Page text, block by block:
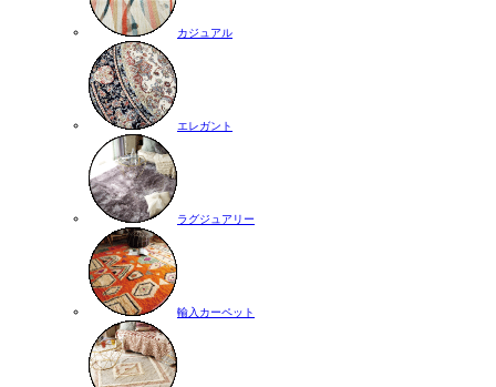
カジュアル
エレガント
ラグジュアリー
輸入カーペット